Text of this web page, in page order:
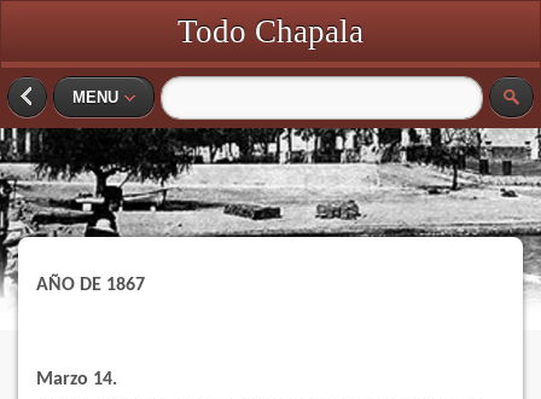
Todo Chapala
MENU
AÑO DE 1867
Marzo 14.